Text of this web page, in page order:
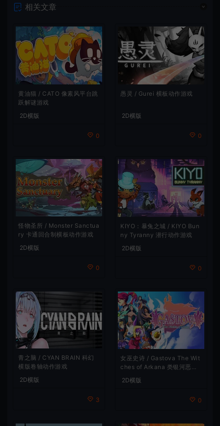
相关文章
黄油猫 / CATO 像素风平台跳
跃解谜游戏
2D横版
0
愚灵 / Gurei 横板动作游戏
2D横版
0
怪物圣所 / Monster Sanctua
ry 卡通回合制横板动作游戏
2D横版
0
KIYO：暴兔之城 / KIYO Bun
ny Tyranny 潜行动作游戏
2D横版
0
青之脑 / CYAN BRAIN 科幻
横版卷轴动作游戏
2D横版
3
女巫史诗 / Gastova The Wit
ches of Arkana 类银河恶魔
2D横版
0